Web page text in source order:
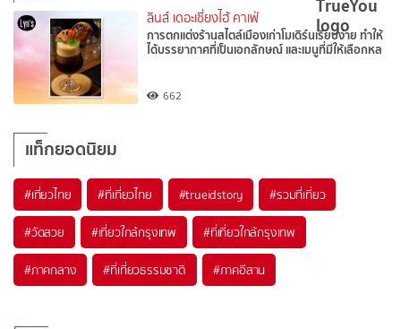
ลินส์ เดอะเซี่ยงไฮ้ คาเฟ่
การตกแต่งร้านสไตล์เมืองเก่าโมเดิร์นเรียบง่าย ทำให้
ได้บรรยากาศที่เป็นเอกลักษณ์ และเมนูที่มีให้เลือกหล
662
แท็กยอดนิยม
#เที่ยวไทย #ที่เที่ยวไทย #trueidstory #รวมที่เที่ยว
#วัดสวย #เที่ยวใกล้กรุงเทพ #ที่เที่ยวใกล้กรุงเทพ
#ภาคกลาง #ที่เที่ยวธรรมชาติ #ภาคอีสาน